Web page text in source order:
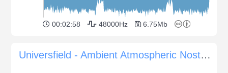
00:02:58 48000Hz 6.75Mb
Universfield - Ambient Atmospheric Nostalgia